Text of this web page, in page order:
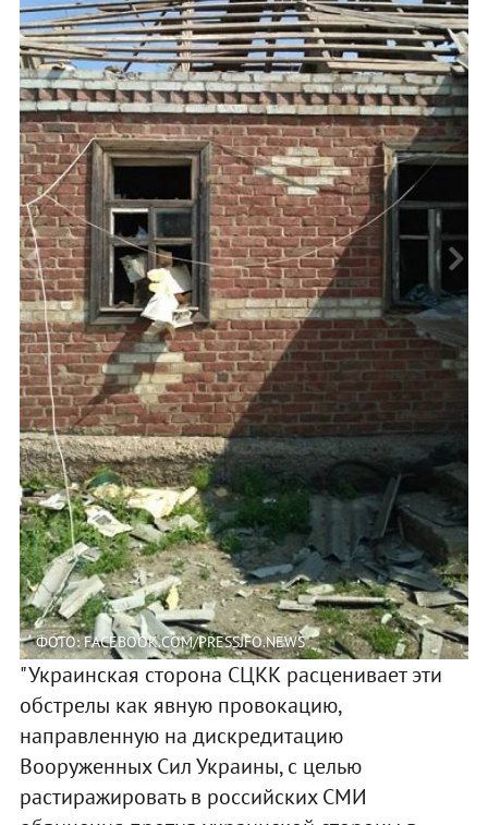
ФОТО: FACEBOOK.COM/PRESSJFO.NEWS
"Украинская сторона СЦКК расценивает эти
обстрелы как явную провокацию,
направленную на дискредитацию
Вооруженных Сил Украины, с целью
растиражировать в российских СМИ